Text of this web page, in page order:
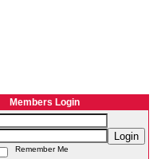
Members Login
Login
Remember Me